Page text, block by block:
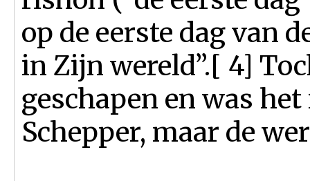
op de eerste dag van
in Zijn wereld”.[ 4]
geschapen en was
Schepper, maar de